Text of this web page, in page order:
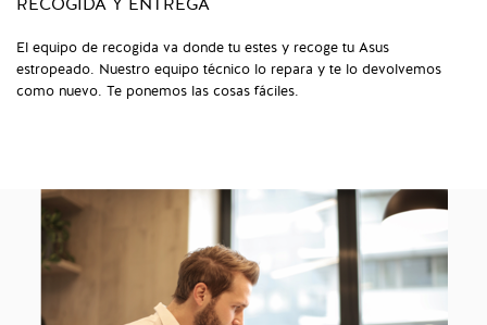
El equipo de recogida va donde tu estes y recoge tu Asus
estropeado. Nuestro equipo técnico lo repara y te lo devolvemos
como nuevo. Te ponemos las cosas fáciles.